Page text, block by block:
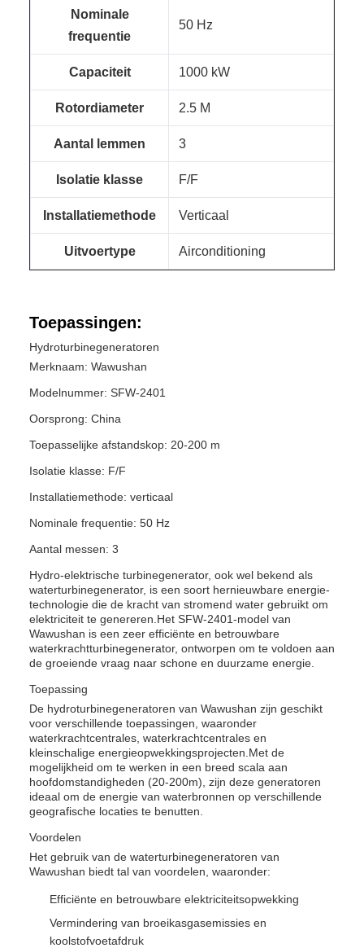
Nominale
frequentie
50 Hz
Capaciteit 1000 kW
Rotordiameter 2.5 M
Aantal lemmen 3
Isolatie klasse F/F
Installatiemethode Verticaal
Uitvoertype Airconditioning
Toepassingen:
Hydroturbinegeneratoren
Merknaam: Wawushan
Modelnummer: SFW-2401
Oorsprong: China
Toepasselijke afstandskop: 20-200 m
Isolatie klasse: F/F
Installatiemethode: verticaal
Nominale frequentie: 50 Hz
Aantal messen: 3
Hydro-elektrische turbinegenerator, ook wel bekend als
waterturbinegenerator, is een soort hernieuwbare energie-
technologie die de kracht van stromend water gebruikt om
elektriciteit te genereren.Het SFW-2401-model van
Wawushan is een zeer efficiënte en betrouwbare
waterkrachtturbinegenerator, ontworpen om te voldoen aan
de groeiende vraag naar schone en duurzame energie.
Toepassing
De hydroturbinegeneratoren van Wawushan zijn geschikt
voor verschillende toepassingen, waaronder
waterkrachtcentrales, waterkrachtcentrales en
kleinschalige energieopwekkingsprojecten.Met de
mogelijkheid om te werken in een breed scala aan
hoofdomstandigheden (20-200m), zijn deze generatoren
ideaal om de energie van waterbronnen op verschillende
geografische locaties te benutten.
Voordelen
Het gebruik van de waterturbinegeneratoren van
Wawushan biedt tal van voordelen, waaronder:
Efficiënte en betrouwbare elektriciteitsopwekking
Vermindering van broeikasgasemissies en
koolstofvoetafdruk